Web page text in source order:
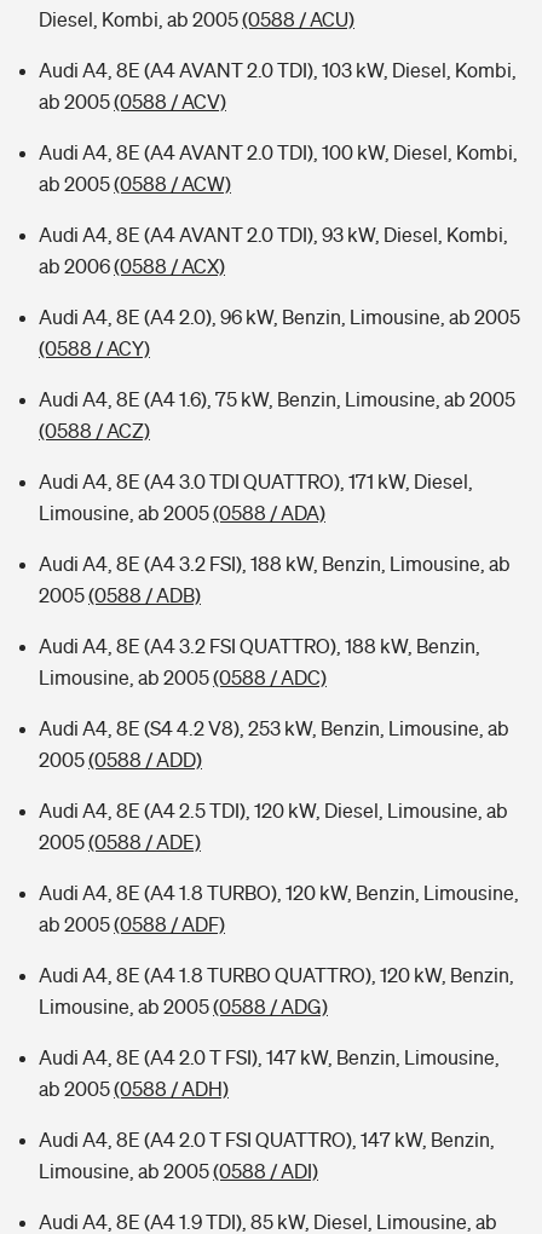
Diesel, Kombi, ab 2005(0588 / ACU)
Audi A4, 8E (A4 AVANT 2.0 TDI), 103 kW, Diesel, Kombi,
ab 2005(0588 / ACV)
Audi A4, 8E (A4 AVANT 2.0 TDI), 100 kW, Diesel, Kombi,
ab 2005(0588 / ACW)
Audi A4, 8E (A4 AVANT 2.0 TDI), 93 kW, Diesel, Kombi,
ab 2006(0588 / ACX)
Audi A4, 8E (A4 2.0), 96 kW, Benzin, Limousine, ab 2005
(0588 / ACY)
Audi A4, 8E (A4 1.6), 75 kW, Benzin, Limousine, ab 2005
(0588 / ACZ)
Audi A4, 8E (A4 3.0 TDI QUATTRO), 171 kW, Diesel,
Limousine, ab 2005(0588 / ADA)
Audi A4, 8E (A4 3.2 FSI), 188 kW, Benzin, Limousine, ab
2005(0588 / ADB)
Audi A4, 8E (A4 3.2 FSI QUATTRO), 188 kW, Benzin,
Limousine, ab 2005(0588 / ADC)
Audi A4, 8E (S4 4.2 V8), 253 kW, Benzin, Limousine, ab
2005(0588 / ADD)
Audi A4, 8E (A4 2.5 TDI), 120 kW, Diesel, Limousine, ab
2005(0588 / ADE)
Audi A4, 8E (A4 1.8 TURBO), 120 kW, Benzin, Limousine,
ab 2005(0588 / ADF)
Audi A4, 8E (A4 1.8 TURBO QUATTRO), 120 kW, Benzin,
Limousine, ab 2005(0588 / ADG)
Audi A4, 8E (A4 2.0 T FSI), 147 kW, Benzin, Limousine,
ab 2005(0588 / ADH)
Audi A4, 8E (A4 2.0 T FSI QUATTRO), 147 kW, Benzin,
Limousine, ab 2005(0588 / ADI)
Audi A4, 8E (A4 1.9 TDI), 85 kW, Diesel, Limousine, ab